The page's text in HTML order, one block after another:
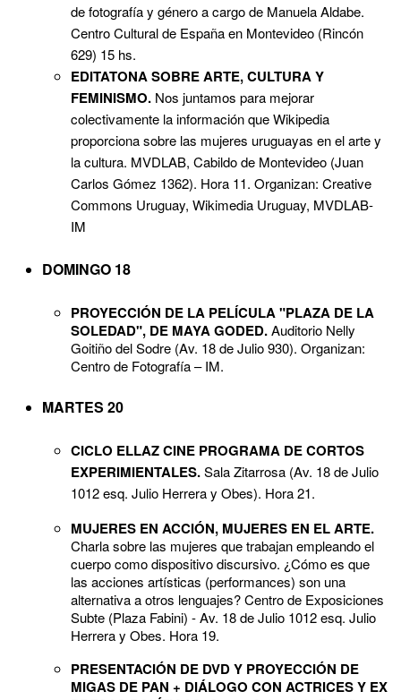
de fotografía y género a cargo de Manuela Aldabe.
Centro Cultural de España en Montevideo (Rincón
629) 15 hs.
EDITATONA SOBRE ARTE, CULTURA Y
FEMINISMO. Nos juntamos para mejorar
colectivamente la información que Wikipedia
proporciona sobre las mujeres uruguayas en el arte y
la cultura. MVDLAB, Cabildo de Montevideo (Juan
Carlos Gómez 1362). Hora 11. Organizan: Creative
Commons Uruguay, Wikimedia Uruguay, MVDLAB-
IM
DOMINGO 18
PROYECCIÓN DE LA PELÍCULA "PLAZA DE LA
SOLEDAD", DE MAYA GODED.Auditorio Nelly
Goitiño del Sodre (Av. 18 de Julio 930). Organizan:
Centro de Fotografía – IM.
MARTES 20
CICLO ELLAZ CINE PROGRAMA DE CORTOS
EXPERIMIENTALES.Sala Zitarrosa (Av. 18 de Julio
1012 esq. Julio Herrera y Obes). Hora 21.
MUJERES EN ACCIÓN, MUJERES EN EL ARTE.
Charla sobre las mujeres que trabajan empleando el
cuerpo como dispositivo discursivo. ¿Cómo es que
las acciones artísticas (performances) son una
alternativa a otros lenguajes? Centro de Exposiciones
Subte (Plaza Fabini) - Av. 18 de Julio 1012 esq. Julio
Herrera y Obes. Hora 19.
PRESENTACIÓN DE DVD Y PROYECCIÓN DE
MIGAS DE PAN + DIÁLOGO CON ACTRICES Y EX